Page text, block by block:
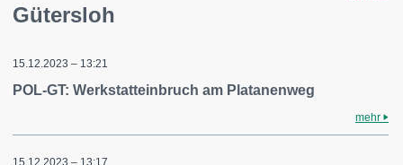
Gütersloh
15.12.2023 – 13:21
POL-GT: Werkstatteinbruch am Platanenweg
mehr
15.12.2023 – 13:17